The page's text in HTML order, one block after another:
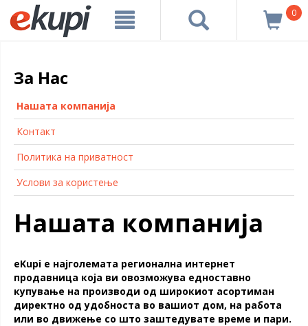
0
За Нас
Нашата компанија
Контакт
Политика на приватност
Услови за користење
Нашата компанија
eKupi e најголемата регионална интернет
продавница која ви овозможува едноставно
купување на производи од широкиот асортиман
директно од удобноста во вашиот дом, на работа
или во движење со што заштедувате време и пари.